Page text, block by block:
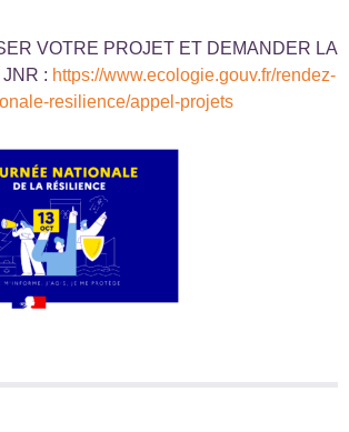
VOTRE PROJET ET DEMANDER LA
: https://www.ecologie.gouv.fr/rendez-
resilience/appel-projets